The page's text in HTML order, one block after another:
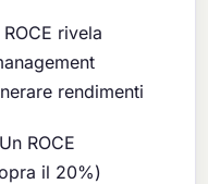
ROCE rivela
rendimenti
Un ROCE
il 20%)